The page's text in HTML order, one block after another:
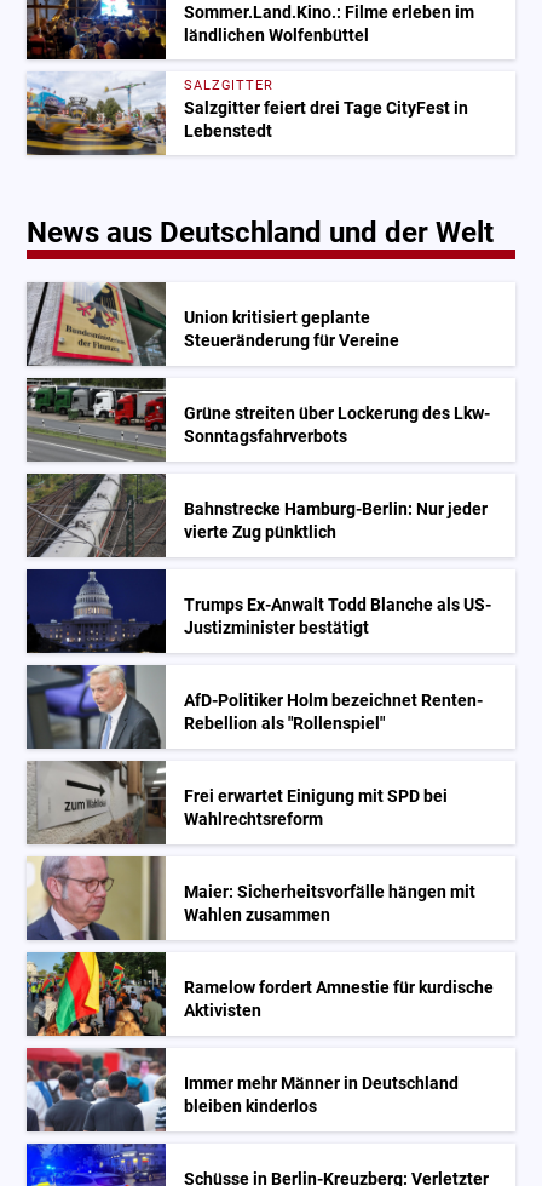
Sommer.Land.Kino.: Filme erleben im
ländlichen Wolfenbüttel
SALZGITTER
Salzgitter feiert drei Tage CityFest in
Lebenstedt
News aus Deutschland und der Welt
Union kritisiert geplante
Steueränderung für Vereine
Grüne streiten über Lockerung des Lkw-
Sonntagsfahrverbots
Bahnstrecke Hamburg-Berlin: Nur jeder
vierte Zug pünktlich
Trumps Ex-Anwalt Todd Blanche als US-
Justizminister bestätigt
AfD-Politiker Holm bezeichnet Renten-
Rebellion als "Rollenspiel"
Frei erwartet Einigung mit SPD bei
Wahlrechtsreform
Maier: Sicherheitsvorfälle hängen mit
Wahlen zusammen
Ramelow fordert Amnestie für kurdische
Aktivisten
Immer mehr Männer in Deutschland
bleiben kinderlos
Schüsse in Berlin-Kreuzberg: Verletzter